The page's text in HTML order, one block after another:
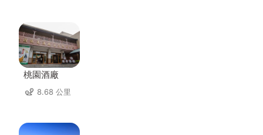
桃園酒廠
8.68 公里